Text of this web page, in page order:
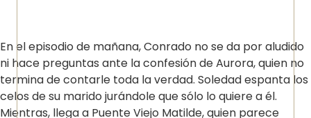
En el episodio de mañana, Conrado no se da por aludido
ni hace preguntas ante la confesión de Aurora, quien no
termina de contarle toda la verdad. Soledad espanta los
celos de su marido jurándole que sólo lo quiere a él.
Mientras, llega a Puente Viejo Matilde, quien parece